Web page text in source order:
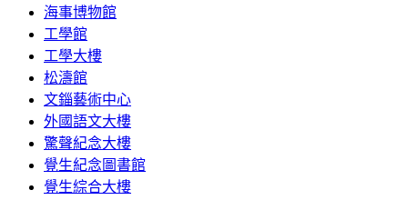
海事博物館
工學館
工學大樓
松濤館
文錙藝術中心
外國語文大樓
驚聲紀念大樓
覺生紀念圖書館
覺生綜合大樓